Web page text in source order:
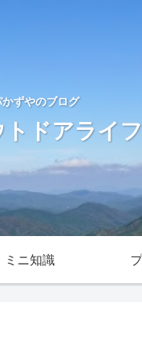
ずやのブログ
ドアライ
ミニ知識